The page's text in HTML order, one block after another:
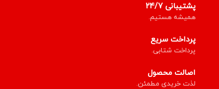
پشتیبانی 24/7
همیشه هستیم.
پرداخت سریع
پرداخت شتابی.
اصالت محصول
لذت خریدی مطمئن.